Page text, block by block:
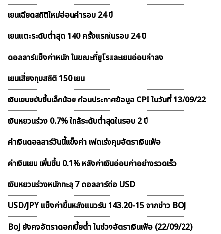
เยนเฉียดสถิติใหม่อ่อนค่ารอบ 24 ปี
เยนแตะระดับต่ำสุด 140 ครั้งแรกในรอบ 24 ปี
ดอลลาร์แข็งค่าหนัก ในขณะที่ยูโรและเยนอ่อนค่าลง
เยนเสี่ยงทุบสถิติ 150 เยน
เงินเยนขยับขึ้นเล็กน้อย ก่อนประกาศข้อมูล CPI ในวันที่ 13/09/22
เงินหยวนร่วง 0.7% ใกล้ระดับต่ำสุดในรอบ 2 ปี
ค่าเงินดอลลาร์วันนี้เเข็งค่า เฟดเร่งคุมอัตราเงินเฟ้อ
ค่าเงินเยน เพิ่มขึ้น 0.1% หลังค่าเงินอ่อนค่าอย่างรวดเร็ว
เงินหยวนร่วงหนักทะลุ 7 ดอลลาร์ต่อ USD
USD/JPY แข็งค่าขึ้นหลังแนวรับ 143.20-15 จากข่าว BOJ
BoJ ยังคงอัตราดอกเบี้ยต่ำ ในช่วงอัตราเงินเฟ้อ (22/09/22)